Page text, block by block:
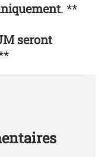
. **
seront